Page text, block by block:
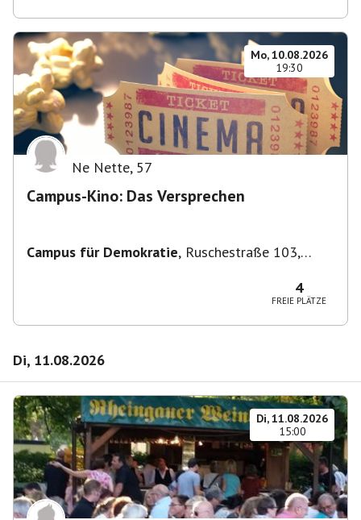
Mo, 10.08.2026
19:30
Ne Nette, 57
Campus-Kino: Das Versprechen
Campus für Demokratie, Ruschestraße 103,
4
FREIE PLÄTZE
Di, 11.08.2026
Di, 11.08.2026
15:00